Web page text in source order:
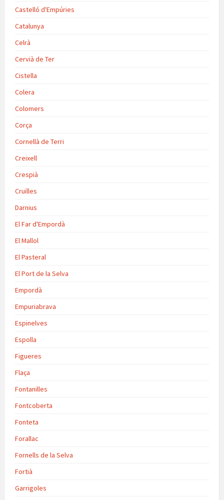
Castelló d'Empúries
Catalunya
Celrà
Cervià de Ter
Cistella
Colera
Colomers
Corça
Cornellà de Terri
Creixell
Crespià
Cruïlles
Darnius
El Far d'Empordà
El Mallol
El Pasteral
El Port de la Selva
Empordà
Empuriabrava
Espinelves
Espolla
Figueres
Flaça
Fontanilles
Fontcoberta
Fonteta
Forallac
Fornells de la Selva
Fortià
Garrigoles